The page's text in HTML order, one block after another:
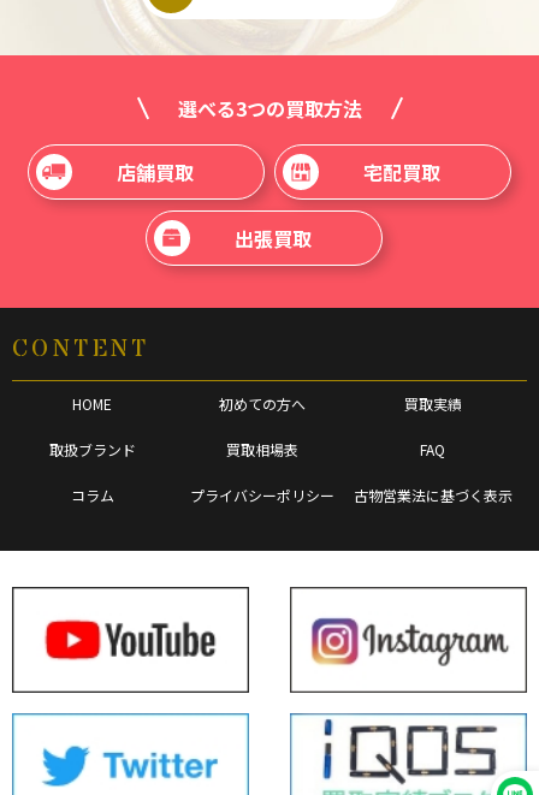
選べる3つの買取方法
店舗買取 宅配買取
出張買取
CONTENT
HOME 初めての方へ 買取実績
取扱ブランド 買取相場表 FAQ
コラム プライバシーポリシー 古物営業法に基づく表示